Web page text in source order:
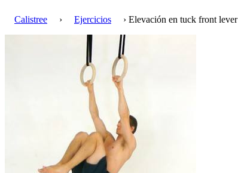
Calistree › Ejercicios › Elevación en tuck front lever